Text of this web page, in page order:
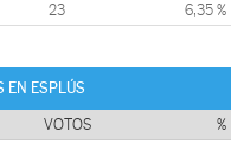
23 6,35 %
EN ESPLÚS
VOTOS %